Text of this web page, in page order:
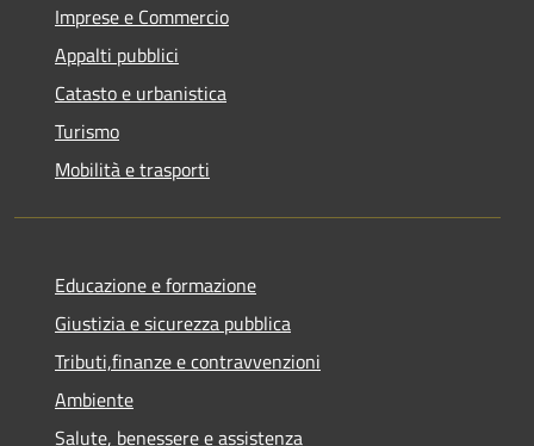
Imprese e Commercio
Appalti pubblici
Catasto e urbanistica
Turismo
Mobilità e trasporti
Educazione e formazione
Giustizia e sicurezza pubblica
Tributi,finanze e contravvenzioni
Ambiente
Salute, benessere e assistenza